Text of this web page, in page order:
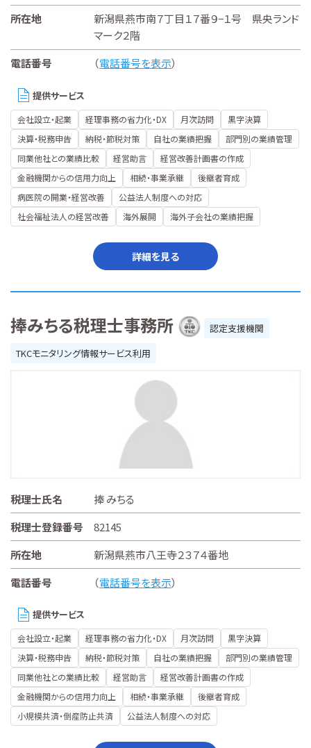
所在地
新潟県燕市南７丁目１７番９−１号 県央ランド
マーク２階
電話番号
（電話番号を表示）
提供サービス
会社設立・起業 経理事務の省力化・DX 月次訪問
黒字決算
決算・税務申告
納税・節税対策 自社の業績把握
部門別の業績管理
同業他社との業績比較
経営助言
経営改善計画書の作成
金融機関からの信用力向上
相続・事業承継
後継者育成
病医院の開業・経営改善
公益法人制度への対応
社会福祉法人の経営改善
海外展開 海外子会社の業績把握
詳細を見る
捧みちる税理士事務所
認定支援機関
TKCモニタリング情報サービス利用
税理士氏名
捧 みちる
税理士登録番号
82145
所在地
新潟県燕市八王寺２３７４番地
電話番号
（電話番号を表示）
提供サービス
会社設立・起業 経理事務の省力化・DX 月次訪問
黒字決算
決算・税務申告
納税・節税対策 自社の業績把握
部門別の業績管理
同業他社との業績比較
経営助言
経営改善計画書の作成
金融機関からの信用力向上
相続・事業承継
後継者育成
小規模共済・倒産防止共済
公益法人制度への対応